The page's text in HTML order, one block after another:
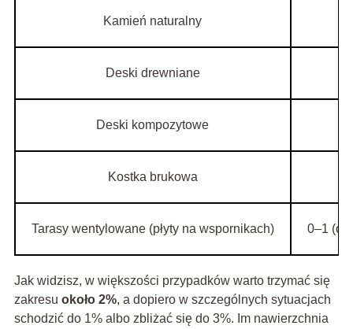
Kamień naturalny
Deski drewniane
Deski kompozytowe
Kostka brukowa
Tarasy wentylowane (płyty na wspornikach) 0–1
Jak widzisz, w większości przypadków warto trzymać się
zakresu około 2%, a dopiero w szczególnych sytuacjach
schodzić do 1% albo zbliżać się do 3%. Im nawierzchnia